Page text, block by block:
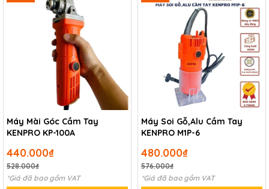
Máy Mài Góc Cầm Tay
KENPRO KP-100A
440.000₫
528.000₫
*Giá đã bao gồm VAT
Máy Soi Gỗ,Alu Cầm Tay
KENPRO M1P-6
480.000₫
576.000₫
*Giá đã bao gồm VAT